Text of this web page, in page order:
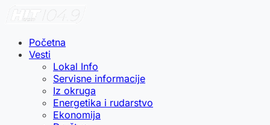
Početna
Vesti
Lokal Info
Servisne informacije
Iz okruga
Energetika i rudarstvo
Ekonomija